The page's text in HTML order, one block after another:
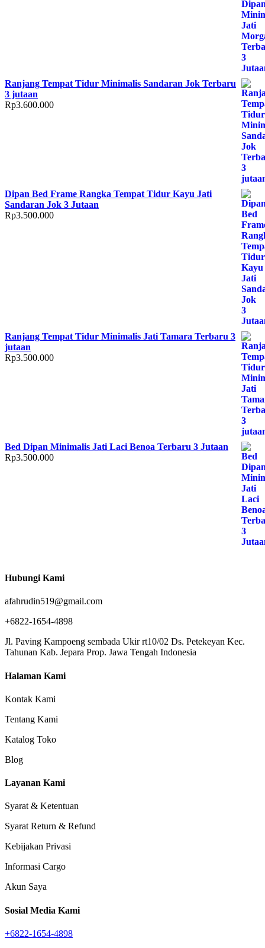
Ranjang Tempat Tidur Minimalis Sandaran Jok Terbaru
3 jutaan
Rp3.600.000
Dipan Bed Frame Rangka Tempat Tidur Kayu Jati
Sandaran Jok 3 Jutaan
Rp3.500.000
Ranjang Tempat Tidur Minimalis Jati Tamara Terbaru 3
jutaan
Rp3.500.000
Bed Dipan Minimalis Jati Laci Benoa Terbaru 3 Jutaan
Rp3.500.000
Hubungi Kami
afahrudin519@gmail.com
+6822-1654-4898
Jl. Paving Kampoeng sembada Ukir rt10/02 Ds. Petekeyan Kec.
Tahunan Kab. Jepara Prop. Jawa Tengah Indonesia
Halaman Kami
Kontak Kami
Tentang Kami
Katalog Toko
Blog
Layanan Kami
Syarat & Ketentuan
Syarat Return & Refund
Kebijakan Privasi
Informasi Cargo
Akun Saya
Sosial Media Kami
+6822-1654-4898